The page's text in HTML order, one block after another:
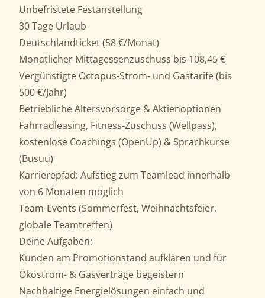
Unbefristete Festanstellung
30 Tage Urlaub
Deutschlandticket (58 €/Monat)
Monatlicher Mittagessenzuschuss bis 108,45 €
Vergünstigte Octopus-Strom- und Gastarife (bis
500 €/Jahr)
Betriebliche Altersvorsorge & Aktienoptionen
Fahrradleasing, Fitness-Zuschuss (Wellpass),
kostenlose Coachings (OpenUp) & Sprachkurse
(Busuu)
Karrierepfad: Aufstieg zum Teamlead innerhalb
von 6 Monaten möglich
Team-Events (Sommerfest, Weihnachtsfeier,
globale Teamtreffen)
Deine Aufgaben:
Kunden am Promotionstand aufklären und für
Ökostrom- & Gasverträge begeistern
Nachhaltige Energielösungen einfach und